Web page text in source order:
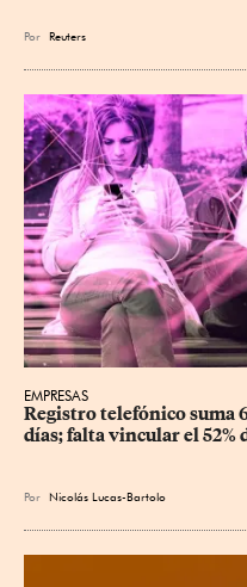
Por Reuters
EMPRESAS
Registro telefónico suma
días; falta vincular el 52%
Por Nicolás Lucas-Bartolo